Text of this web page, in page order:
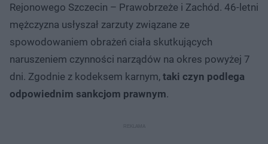
Rejonowego Szczecin – Prawobrzeże i Zachód. 46-letni
mężczyzna usłyszał zarzuty związane ze
spowodowaniem obrażeń ciała skutkujących
naruszeniem czynności narządów na okres powyżej 7
dni. Zgodnie z kodeksem karnym, taki czyn podlega
odpowiednim sankcjom prawnym.